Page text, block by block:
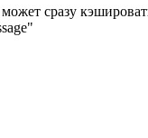
сразу